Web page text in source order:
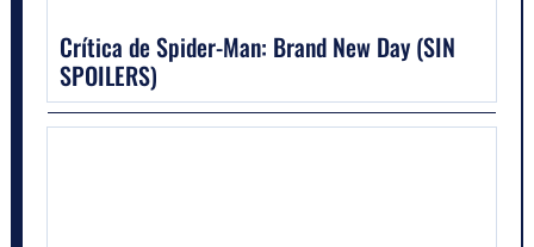
Crítica de Spider-Man: Brand New Day (SIN
SPOILERS)